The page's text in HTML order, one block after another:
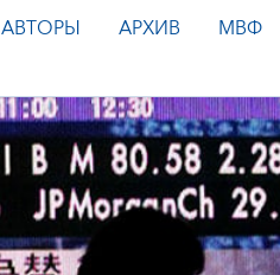
АВТОРЫ АРХИВ МВФ